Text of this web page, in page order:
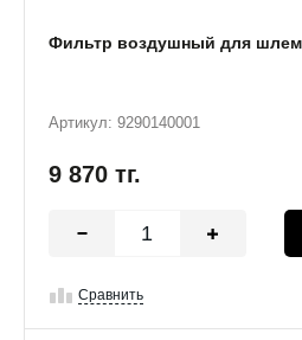
Фильтр воздушный для
Артикул: 9290140001
9 870 тг.
Сравнить